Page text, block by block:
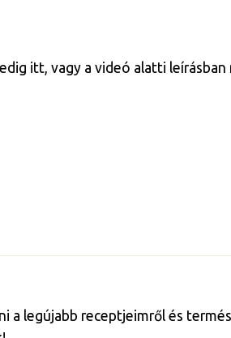
itt, vagy a videó alatti
a legújabb receptjeimről és